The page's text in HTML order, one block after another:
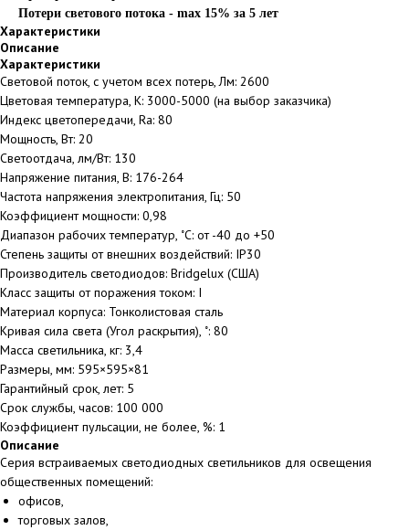
Потери светового потока - max 15% за 5 лет
Характеристики
Описание
Характеристики
Световой поток, с учетом всех потерь, Лм: 2600
Цветовая температура, К: 3000-5000 (на выбор заказчика)
Индекс цветопередачи, Ra: 80
Мощность, Вт: 20
Светоотдача, лм/Вт: 130
Напряжение питания, В: 176-264
Частота напряжения электропитания, Гц: 50
Коэффициент мощности: 0,98
Диапазон рабочих температур, ˚С: от -40 до +50
Степень защиты от внешних воздействий: IP30
Производитель светодиодов: Bridgelux (США)
Класс защиты от поражения током: I
Материал корпуса: Тонколистовая сталь
Кривая сила света (Угол раскрытия), ˚: 80
Масса светильника, кг: 3,4
Размеры, мм: 595×595×81
Гарантийный срок, лет: 5
Срок службы, часов: 100 000
Коэффициент пульсации, не более, %: 1
Описание
Серия встраиваемых светодиодных светильников для освещения
общественных помещений:
офисов,
торговых залов,